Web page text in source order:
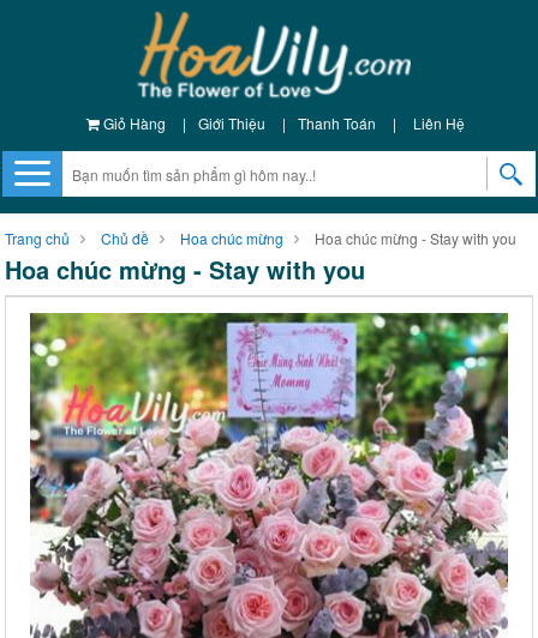
Giỏ Hàng | Giới Thiệu | Thanh Toán | Liên Hệ
Trang chủ Chủ đề Hoa chúc mừng Hoa chúc mừng - Stay with you
Hoa chúc mừng - Stay with you